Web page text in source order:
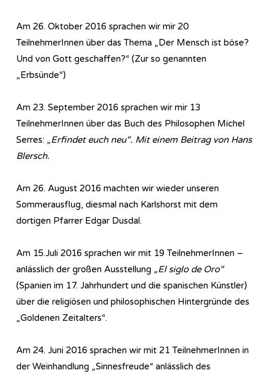
Am 26. Oktober 2016 sprachen wir mir 20
TeilnehmerInnen über das Thema „Der Mensch ist böse?
Und von Gott geschaffen?“ (Zur so genannten
„Erbsünde“)
Am 23. September 2016 sprachen wir mir 13
TeilnehmerInnen über das Buch des Philosophen Michel
Serres: „Erfindet euch neu“. Mit einem Beitrag von Hans
Blersch.
Am 26. August 2016 machten wir wieder unseren
Sommerausflug, diesmal nach Karlshorst mit dem
dortigen Pfarrer Edgar Dusdal.
Am 15.Juli 2016 sprachen wir mit 19 TeilnehmerInnen –
anlässlich der großen Ausstellung „El siglo de Oro“
(Spanien im 17. Jahrhundert und die spanischen Künstler)
über die religiösen und philosophischen Hintergründe des
„Goldenen Zeitalters“.
Am 24. Juni 2016 sprachen wir mit 21 TeilnehmerInnen in
der Weinhandlung „Sinnesfreude“ anlässlich des